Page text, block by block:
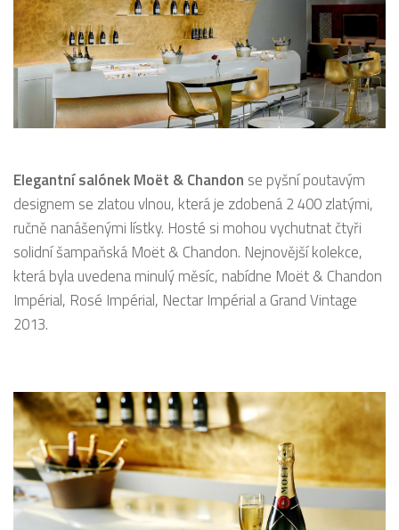
Elegantní salónek Moët & Chandon se pyšní poutavým
designem se zlatou vlnou, která je zdobená 2 400 zlatými,
ručně nanášenými lístky. Hosté si mohou vychutnat čtyři
solidní šampaňská Moët & Chandon. Nejnovější kolekce,
která byla uvedena minulý měsíc, nabídne Moët & Chandon
Impérial, Rosé Impérial, Nectar Impérial a Grand Vintage
2013.